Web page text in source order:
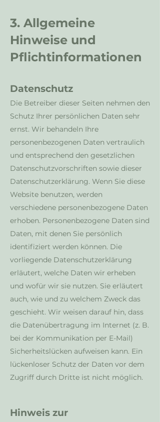
3. Allgemeine
Hinweise und
Pflichtinformationen
Datenschutz
Die Betreiber dieser Seiten nehmen den
Schutz Ihrer persönlichen Daten sehr
ernst. Wir behandeln Ihre
personenbezogenen Daten vertraulich
und entsprechend den gesetzlichen
Datenschutzvorschriften sowie dieser
Datenschutzerklärung. Wenn Sie diese
Website benutzen, werden
verschiedene personenbezogene Daten
erhoben. Personenbezogene Daten sind
Daten, mit denen Sie persönlich
identifiziert werden können. Die
vorliegende Datenschutzerklärung
erläutert, welche Daten wir erheben
und wofür wir sie nutzen. Sie erläutert
auch, wie und zu welchem Zweck das
geschieht. Wir weisen darauf hin, dass
die Datenübertragung im Internet (z. B.
bei der Kommunikation per E-Mail)
Sicherheitslücken aufweisen kann. Ein
lückenloser Schutz der Daten vor dem
Zugriff durch Dritte ist nicht möglich.
Hinweis zur